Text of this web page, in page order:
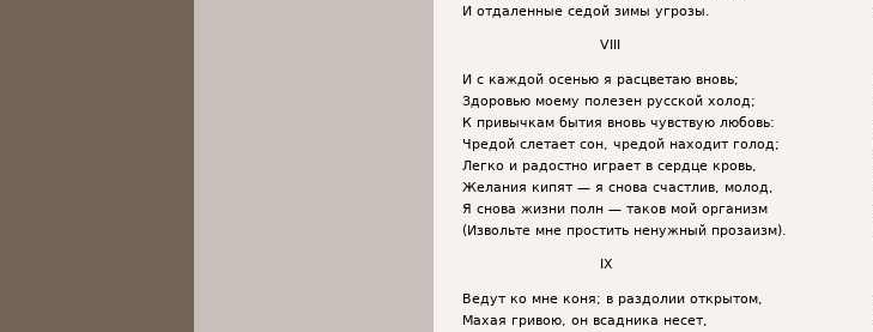
И отдаленные седой зимы угрозы.
VIII
И с каждой осенью я расцветаю вновь;
Здоровью моему полезен русской холод;
К привычкам бытия вновь чувствую любовь:
Чредой слетает сон, чредой находит голод;
Легко и радостно играет в сердце кровь,
Желания кипят — я снова счастлив, молод,
Я снова жизни полн — таков мой организм
(Извольте мне простить ненужный прозаизм).
IX
Ведут ко мне коня; в раздолии открытом,
Махая гривою, он всадника несет,